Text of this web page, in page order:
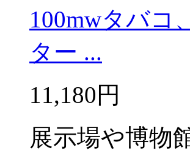
100mwタバコ
ター ...
11,180円
展示場や博物